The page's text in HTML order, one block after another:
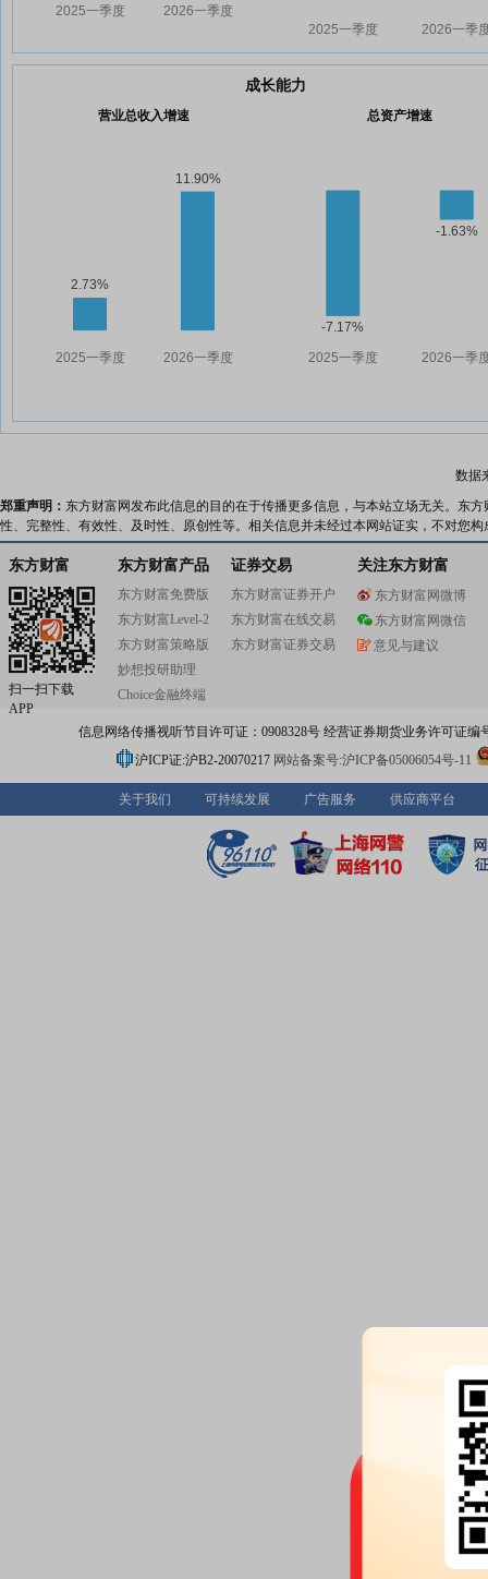
成长能力
营业总收入增速 总资产增速
数据
郑重声明： 东方财富网发布此信息的目的在于传播更多信息，与本站立场无关。东
性、完整性、有效性、及时性、原创性等。相关信息并未经过本网站证实，不对您
东方财富
扫一扫下载
APP
东方财富产品
东方财富免费版
东方财富Level-2
东方财富策略版
妙想投研助理
Choice金融终端
证券交易
东方财富证券开户
东方财富在线交易
东方财富证券交易
关注东方财富
东方财富网微博
东方财富网微信
意见与建议
信息网络传播视听节目许可证：0908328号 经营证券期货业务许可证编
沪ICP证:沪B2-20070217 网站备案号:沪ICP备05006054号-11
关于我们 可持续发展 广告服务 供应商平台